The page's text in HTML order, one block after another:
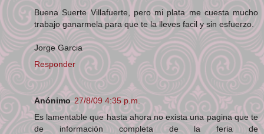
Buena Suerte Villafuerte, pero mi plata me cuesta mucho
trabajo ganarmela para que te la lleves facil y sin esfuerzo.
Jorge Garcia
Responder
Anónimo 27/8/09 4:35 p.m.
Es lamentable que hasta ahora no exista una pagina que te
de información completa de la feria de